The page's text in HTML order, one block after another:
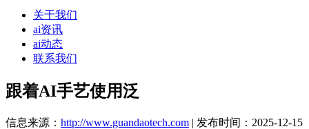
关于我们
ai资讯
ai动态
联系我们
跟着AI手艺使用泛
信息来源： http://www.guandaotech.com | 发布时间：2025-12-15